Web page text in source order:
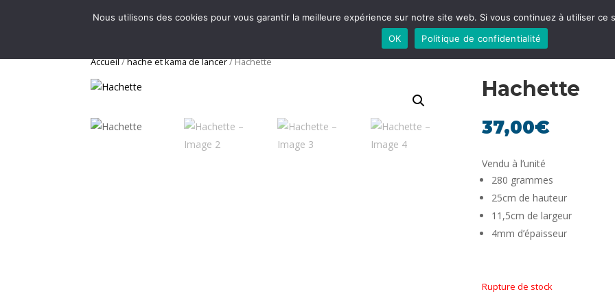
Boutique en ligne
Accueil/hache et kama de lancer/ Hachette
Hachette
37,00€
Vendu à l’unité
280 grammes
25cm de hauteur
11,5cm de largeur
4mm d’épaisseur
Rupture de stock
Nous utilisons des cookies pour vous garantir la meilleure expérience sur notre site web. Si vous continuez à utiliser
OK
Politique de confidentialité